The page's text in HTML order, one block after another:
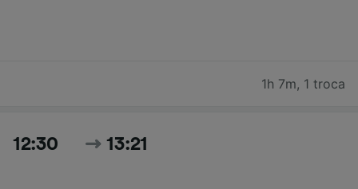
1h 7m, 1 troca
12:30 13:21